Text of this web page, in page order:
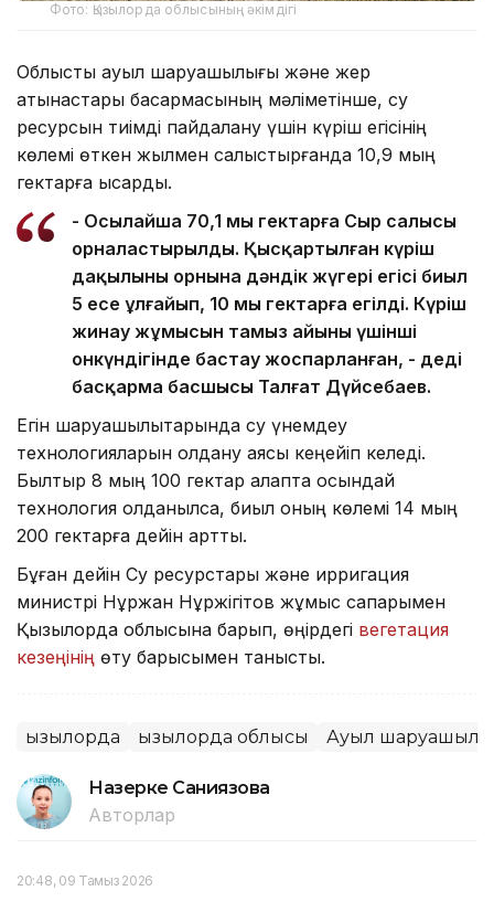
Фото: Қызылорда облысының әкімдігі
Облыстық ауыл шаруашылығы және жер
қатынастары басқармасының мәліметінше, су
ресурсын тиімді пайдалану үшін күріш егісінің
көлемі өткен жылмен салыстырғанда 10,9 мың
гектарға қысқарды.
- Осылайша 70,1 мың гектарға Сыр салысы
орналастырылды. Қысқартылған күріш
дақылының орнына дәндік жүгері егісі биыл
5 есе ұлғайып, 10 мың гектарға егілді. Күріш
жинау жұмысын тамыз айының үшінші
онкүндігінде бастау жоспарланған, - деді
басқарма басшысы Талғат Дүйсебаев.
Егін шаруашылықтарында су үнемдеу
технологияларын қолдану аясы кеңейіп келеді.
Былтыр 8 мың 100 гектар алқапта осындай
технология қолданылса, биыл оның көлемі 14 мың
200 гектарға дейін артты.
Бұған дейін Су ресурстары және ирригация
министрі Нұржан Нұржігітов жұмыс сапарымен
Қызылорда облысына барып, өңірдегі вегетация
кезеңінің өту барысымен танысты.
Қызылорда Қызылорда облысы Ауыл
Назерке Саниязова
Авторлар
20:48, 09 Тамыз 2026